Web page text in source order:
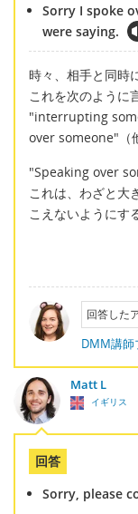
Sorry I spoke
were saying.
時々、相手と同時
これを次のように
"interrupting
over someone"（
"Speaking over
これは、わざと大
こえないようにす
回答した
DMM講師
Matt L
イギリス
回答
Sorry, please